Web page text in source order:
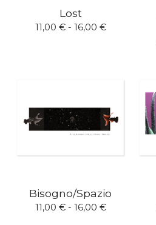
Lost
11,00 €- 16,00 €
Bisogno/Spazio
11,00 €- 16,00 €